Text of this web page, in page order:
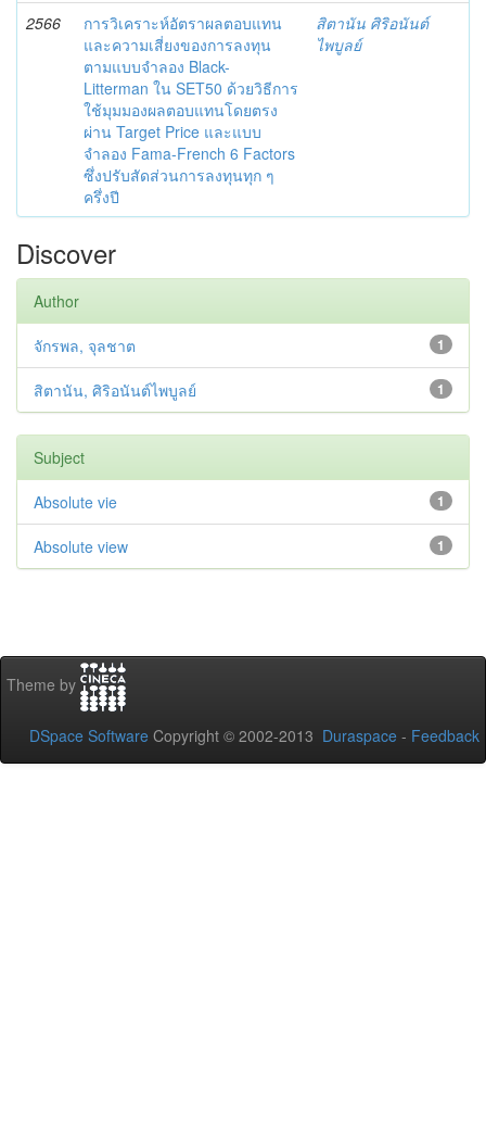
2566
การวิเคราะห์อัตราผลตอบแทน
และความเสี่ยงของการลงทุน
ตามแบบจำลอง Black-
Litterman ใน SET50 ด้วยวิธีการ
ใช้มุมมองผลตอบแทนโดยตรง
ผ่าน Target Price และแบบ
จำลอง Fama-French 6 Factors
ซึ่งปรับสัดส่วนการลงทุนทุก ๆ
ครึ่งปี
สิตานัน ศิริอนันต์
ไพบูลย์
Discover
Author
1
จักรพล, จุลชาต
1
สิตานัน, ศิริอนันต์ไพบูลย์
Subject
1
Absolute vie
1
Absolute view
Theme by
DSpace Software Copyright © 2002-2013 Duraspace - Feedback